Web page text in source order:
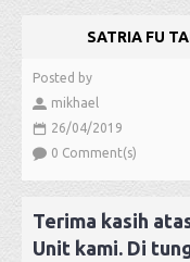
SATRIA FU
Posted by
mikhael
26/04/2019
0 Comment(s)
Terima kasih
Unit kami. Di